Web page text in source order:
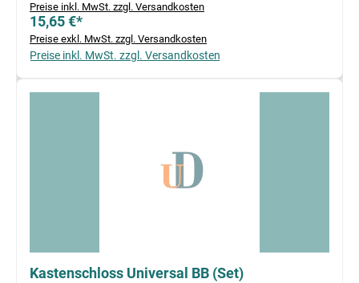
Preise inkl. MwSt. zzgl. Versandkosten
15,65 €*
Preise exkl. MwSt. zzgl. Versandkosten
Preise inkl. MwSt. zzgl. Versandkosten
Kastenschloss Universal BB (Set)